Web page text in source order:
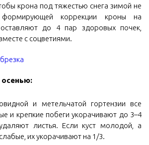
крона под тяжестью снега зимой не
коррекции кроны на
до 4 пар здоровых почек,
с соцветиями.
осенью:
и метельчатой гортензии все
и крепкие побеги укорачивают до 3–4
листья. Если куст молодой, а
их укорачивают на 1/3.